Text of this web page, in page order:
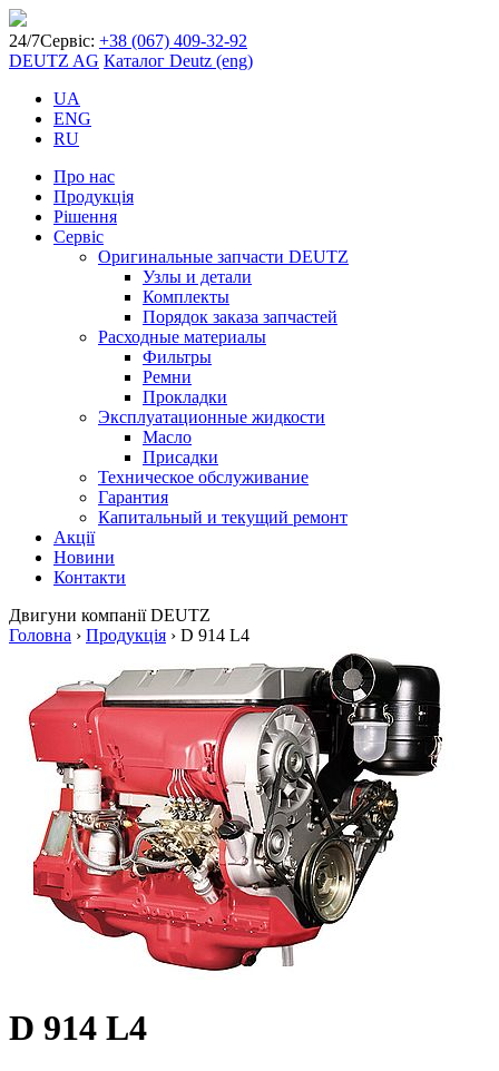
24/7Сервіс: +38 (067) 409-32-92
DEUTZ AG Каталог Deutz (eng)
UA
ENG
RU
Про нас
Продукція
Рішення
Сервіс
Оригинальные запчасти DEUTZ
Узлы и детали
Комплекты
Порядок заказа запчастей
Расходные материалы
Фильтры
Ремни
Прокладки
Эксплуатационные жидкости
Масло
Присадки
Техническое обслуживание
Гарантия
Капитальный и текущий ремонт
Акції
Новини
Контакти
Двигуни компанії DEUTZ
Головна › Продукція › D 914 L4
D 914 L4